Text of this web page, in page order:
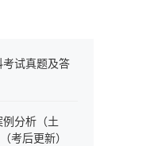
试真题及答
分析（土
考后更新）